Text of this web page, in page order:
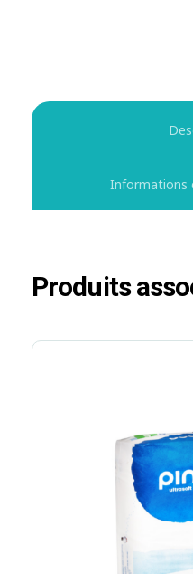
Informations
Produits